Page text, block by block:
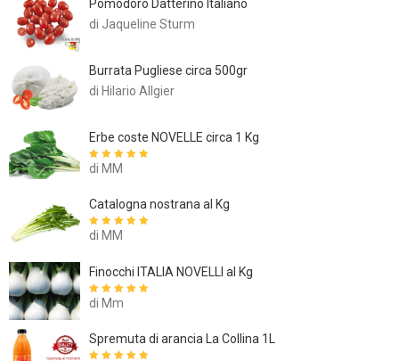
Pomodoro Datterino Italiano
di Jaqueline Sturm
Burrata Pugliese circa 500gr
di Hilario Allgier
Erbe coste NOVELLE circa 1 Kg
Valutato
di MM
Catalogna nostrana al Kg
Valutato
di MM
Finocchi ITALIA NOVELLI al Kg
Valutato
di Mm
Spremuta di arancia La Collina 1L